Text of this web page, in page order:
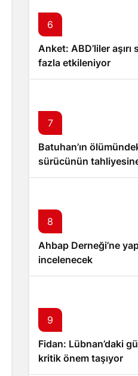
6
Anket: ABD’liler aşırı
fazla etkileniyor
7
Batuhan’ın
sürücünün
8
Ahbap Derneği’ne
incelenecek
9
Fidan: Lübnan’daki
kritik önem taşıyor